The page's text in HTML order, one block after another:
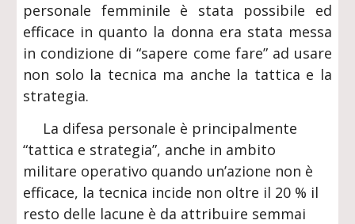
personale femminile è stata possibile ed
efficace in quanto la donna era stata messa
in condizione di “sapere come fare” ad usare
non solo la tecnica ma anche la tattica e la
strategia.
La difesa personale è principalmente
“tattica e strategia”, anche in ambito
militare operativo quando un’azione non è
efficace, la tecnica incide non oltre il 20 % il
resto delle lacune è da attribuire semmai